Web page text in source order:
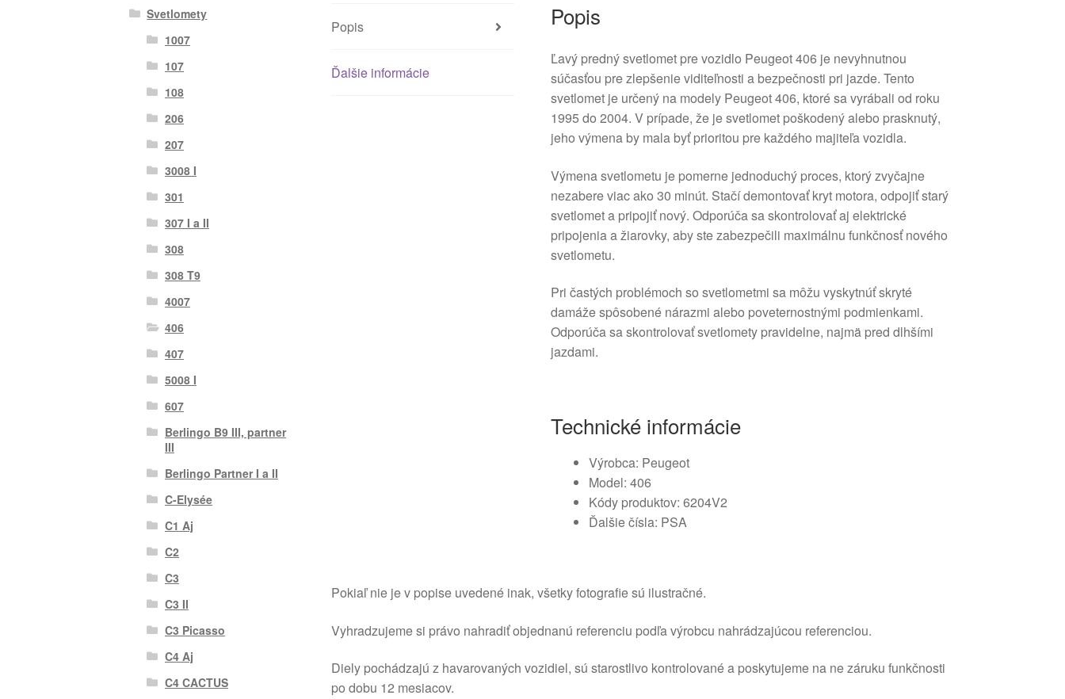
Popis
Ďalšie informácie
Popis
Ľavý predný svetlomet pre vozidlo Peugeot 406 je nevyhnutnou
súčasťou pre zlepšenie viditeľnosti a bezpečnosti pri jazde. Tento
svetlomet je určený na modely Peugeot 406, ktoré sa vyrábali od roku
1995 do 2004. V prípade, že je svetlomet poškodený alebo prasknutý,
jeho výmena by mala byť prioritou pre každého majiteľa vozidla.
Výmena svetlometu je pomerne jednoduchý proces, ktorý zvyčajne
nezabere viac ako 30 minút. Stačí demontovať kryt motora, odpojiť starý
svetlomet a pripojiť nový. Odporúča sa skontrolovať aj elektrické
pripojenia a žiarovky, aby ste zabezpečili maximálnu funkčnosť nového
svetlometu.
Pri častých problémoch so svetlometmi sa môžu vyskytnúť skryté
damáže spôsobené nárazmi alebo poveternostnými podmienkami.
Odporúča sa skontrolovať svetlomety pravidelne, najmä pred dlhšími
jazdami.
Technické informácie
Výrobca: Peugeot
Model: 406
Kódy produktov: 6204V2
Ďalšie čísla: PSA
Pokiaľ nie je v popise uvedené inak, všetky fotografie sú ilustračné.
Vyhradzujeme si právo nahradiť objednanú referenciu podľa výrobcu nahrádzajúcou referenciou.
Diely pochádzajú z havarovaných vozidiel, sú starostlivo kontrolované a poskytujeme na ne záruku funkčnosti
po dobu 12 mesiacov.
Svetlomety
1007
107
108
206
207
3008 I
301
307 I a II
308
308 T9
4007
406
407
5008 I
607
Berlingo B9 III, partner
III
Berlingo Partner I a II
C-Elysée
C1 Aj
C2
C3
C3 II
C3 Picasso
C4 Aj
C4 CACTUS